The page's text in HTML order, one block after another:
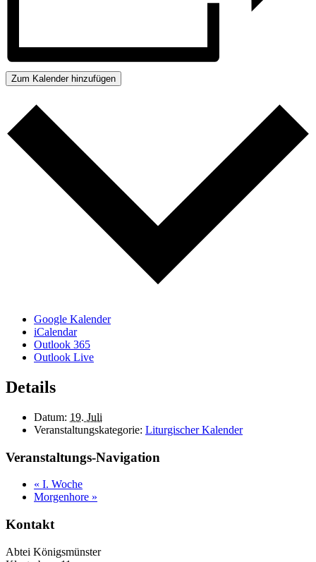
Zum Kalender hinzufügen
Google Kalender
iCalendar
Outlook 365
Outlook Live
Details
Datum: 19. Juli
Veranstaltungskategorie: Liturgischer Kalender
Veranstaltungs-Navigation
« I. Woche
Morgenhore »
Kontakt
Abtei Königsmünster